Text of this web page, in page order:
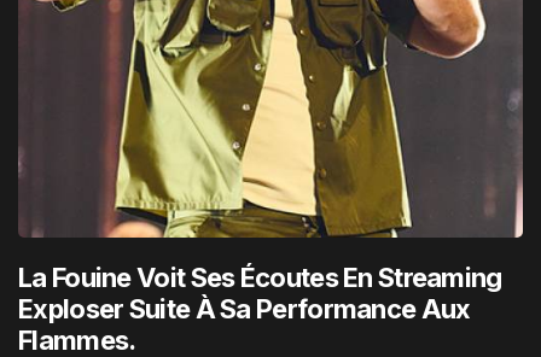
La Fouine Voit Ses Écoutes En Streaming
Exploser Suite À Sa Performance Aux
Flammes.